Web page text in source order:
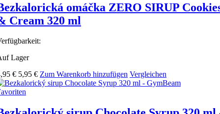
omáčka ZERO SIRUP
Cream 320 ml
Lager
€ 5,95 € Zum Warenkorb hinzufügen Vergleichen